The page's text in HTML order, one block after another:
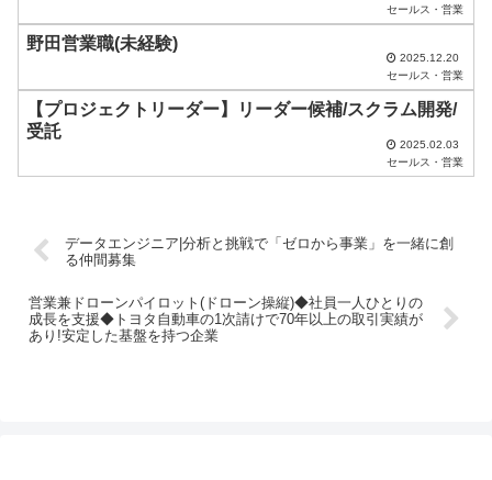
だ
さ
セールス・営業
野田営業職(未経験)
2025.12.20
セールス・営業
【プロジェクトリーダー】リーダー候補/スクラム開発/
受託
2025.02.03
セールス・営業
データエンジニア|分析と挑戦で「ゼロから事業」を一緒に創
る仲間募集
営業兼ドローンパイロット(ドローン操縦)◆社員一人ひとりの
成長を支援◆トヨタ自動車の1次請けで70年以上の取引実績が
あり!安定した基盤を持つ企業